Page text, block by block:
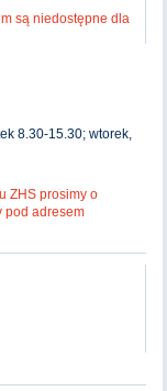
są niedostępne dla
8.30-15.30; wtorek,
ZHS prosimy o
pod adresem